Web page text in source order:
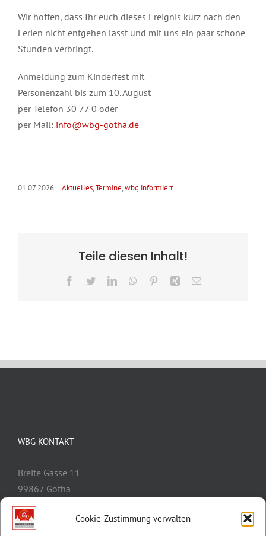
Cookie-Zustimmung verwalten
Wir hoffen, dass Ihr euch dieses Ereignis kurz nach den
Ferien nicht entgehen lasst und mit uns ein paar schöne
Stunden verbringt.
Anmeldung zum Kinderfest mit
Personenzahl bis zum 10. August
per Telefon 30 77 0 oder
per Mail: info@wbg-gotha.de
01.07.2026 | Aktuelles,Termine,wbg informiert
Teile diesen Inhalt!
Facebook
TwitterLinkedInWhatsApp
PinterestXing E-
WBG KONTAKT
Breite Gasse 11
99867 Gotha
Telefon:
E-Mail:
info@wbg-gotha.de